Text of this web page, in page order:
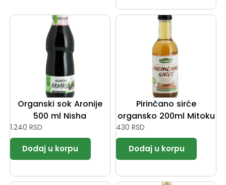
Organski sok Aronije
500 ml Nisha
1.240 RSD
Pirinčano sirće
organsko 200ml Mitoku
430 RSD